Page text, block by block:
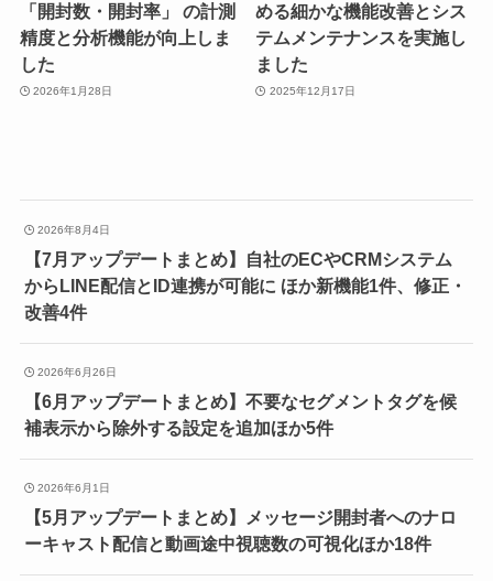
「開封数・開封率」 の計測
精度と分析機能が向上しま
した
2026年1月28日
める細かな機能改善とシス
テムメンテナンスを実施し
ました
2025年12月17日
2026年8月4日
【7月アップデートまとめ】自社のECやCRMシステム
からLINE配信とID連携が可能に ほか新機能1件、修正・
改善4件
2026年6月26日
【6月アップデートまとめ】不要なセグメントタグを候
補表示から除外する設定を追加ほか5件
2026年6月1日
【5月アップデートまとめ】メッセージ開封者へのナロ
ーキャスト配信と動画途中視聴数の可視化ほか18件